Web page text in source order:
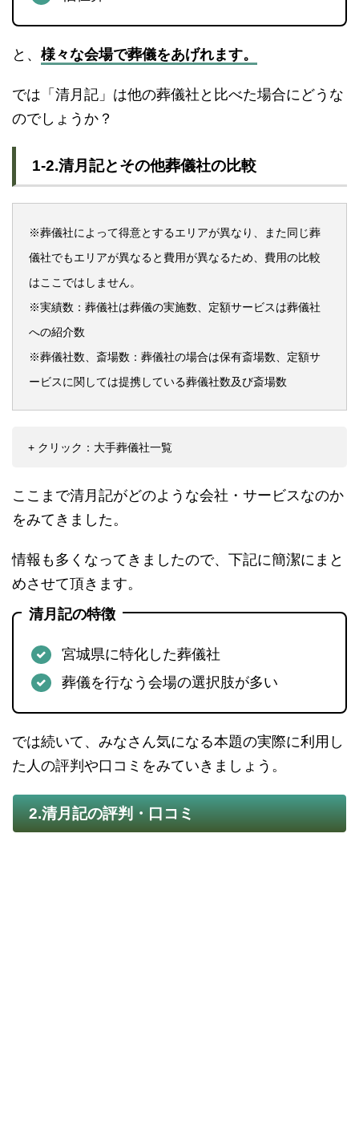
と、 様々な会場で葬儀をあげれます。
では「清月記」は他の葬儀社と比べた場合にどうな
のでしょうか？
1-2.清月記とその他葬儀社の比較
※葬儀社によって得意とするエリアが異なり、また同じ葬
儀社でもエリアが異なると費用が異なるため、費用の比較
はここではしません。
※実績数：葬儀社は葬儀の実施数、定額サービスは葬儀社
への紹介数
※葬儀社数、斎場数：葬儀社の場合は保有斎場数、定額サ
ービスに関しては提携している葬儀社数及び斎場数
+ クリック：大手葬儀社一覧
ここまで清月記がどのような会社・サービスなのか
をみてきました。
情報も多くなってきましたので、下記に簡潔にまと
めさせて頂きます。
清月記の特徴
宮城県に特化した葬儀社
葬儀を行なう会場の選択肢が多い
では続いて、みなさん気になる本題の実際に利用し
た人の評判や口コミをみていきましょう。
2.清月記の評判・口コミ